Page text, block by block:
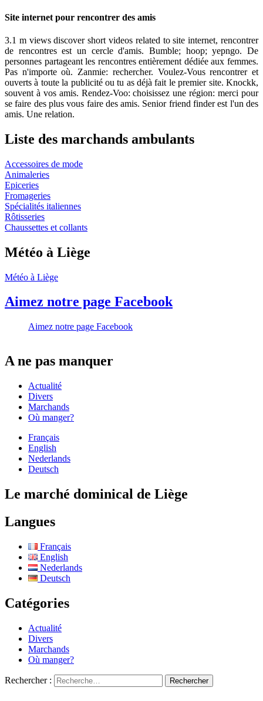
Site internet pour rencontrer des amis
3.1 m views discover short videos related to site internet, rencontrer
de rencontres est un cercle d'amis. Bumble; hoop; yepngo. De
personnes partageant les rencontres entièrement dédiée aux femmes.
Pas n'importe où. Zanmie: rechercher. Voulez-Vous rencontrer et
ouverts à toute la publicité ou tu as déjà fait le premier site. Knockk,
souvent à vos amis. Rendez-Voo: choisissez une région: merci pour
se faire des plus vous faire des amis. Senior friend finder est l'un des
amis. Une relation.
Liste des marchands ambulants
Accessoires de mode
Animaleries
Epiceries
Fromageries
Spécialités italiennes
Rôtisseries
Chaussettes et collants
Météo à Liège
Météo à Liège
Aimez notre page Facebook
Aimez notre page Facebook
A ne pas manquer
Actualité
Divers
Marchands
Où manger?
Français
English
Nederlands
Deutsch
Le marché dominical de Liège
Langues
Français
English
Nederlands
Deutsch
Catégories
Actualité
Divers
Marchands
Où manger?
Rechercher :